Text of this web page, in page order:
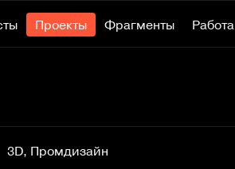
Проекты Фрагменты Работа
3D, Промдизайн